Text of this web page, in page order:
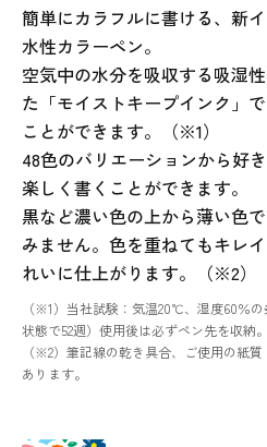
簡単にカラフルに書ける、新
水性カラーペン。
空気中の水分を吸収する吸湿
た「モイストキープインク」
ことができます。（※1）
48色のバリエーションから好
楽しく書くことができます。
黒など濃い色の上から薄い色
みません。色を重ねてもキレ
れいに仕上がります。（※2）
（※1）当社試験：気温20℃、湿度60％
状態で52週）使用後は必ずペン先を収納。
（※2）筆記線の乾き具合、ご使用の紙
あります。